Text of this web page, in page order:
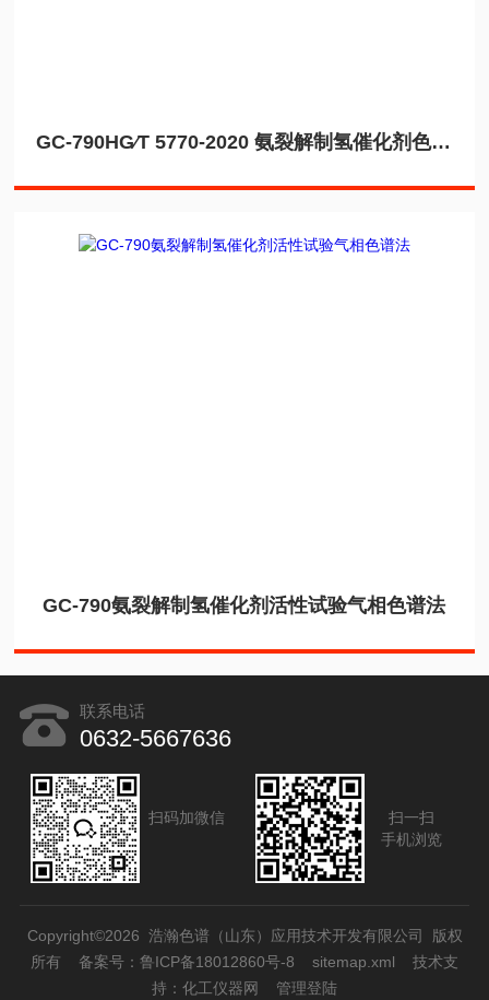
GC-790HG∕T 5770-2020 氨裂解制氢催化剂色谱仪
GC-790氨裂解制氢催化剂活性试验气相色谱法
联系电话
0632-5667636
扫码加微信
扫一扫
手机浏览
Copyright©2026 浩瀚色谱（山东）应用技术开发有限公司 版权
所有 备案号：鲁ICP备18012860号-8 sitemap.xml 技术支
持： 化工仪器网 管理登陆